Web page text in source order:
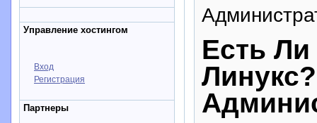
Управление хостингом
Вход
Регистрация
Партнеры
Есть